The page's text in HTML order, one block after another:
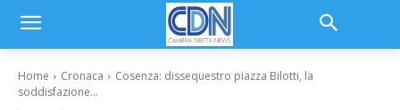
Home Cronaca
Cosenza: dissequestro piazza Bilotti, la
soddisfazione...